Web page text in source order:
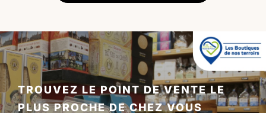
TROUVEZ LE POINT DE VENTE LE
PLUS PROCHE DE CHEZ VOUS